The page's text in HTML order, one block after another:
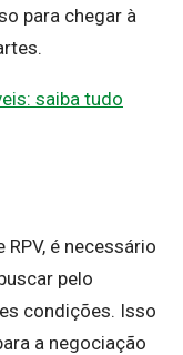
para chegar à
saiba tudo
é necessário
pelo
condições. Isso
a negociação